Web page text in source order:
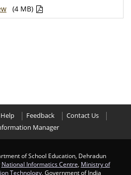
(4 MB)
Help Feedback
Contact Us
Manager
of School Education, Dehradun
National Informatics Centre Ministry of
Technology , Government of India